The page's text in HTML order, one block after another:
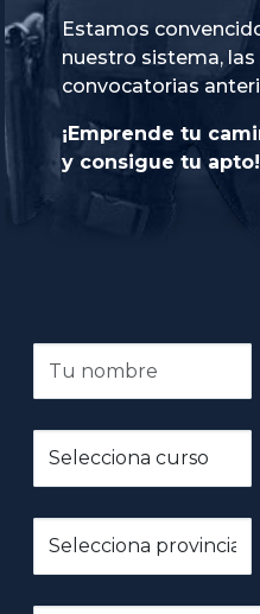
Estamos
nuestro sistema,
convocatorias
¡Emprende tu
y consigue tu apto!